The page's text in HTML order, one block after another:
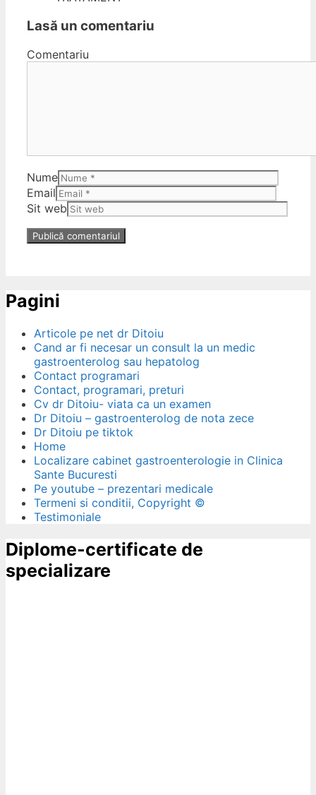
Lasă un comentariu
Comentariu
Nume
Email
Sit web
Pagini
Articole pe net dr Ditoiu
Cand ar fi necesar un consult la un medic
gastroenterolog sau hepatolog
Contact programari
Contact, programari, preturi
Cv dr Ditoiu- viata ca un examen
Dr Ditoiu – gastroenterolog de nota zece
Dr Ditoiu pe tiktok
Home
Localizare cabinet gastroenterologie in Clinica
Sante Bucuresti
Pe youtube – prezentari medicale
Termeni si conditii, Copyright ©
Testimoniale
Diplome-certificate de
specializare